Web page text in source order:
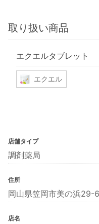
取り扱い商品
エクエルタブレット
エクエル
店舗タイプ
調剤薬局
住所
岡山県笠岡市美の浜29-
店名